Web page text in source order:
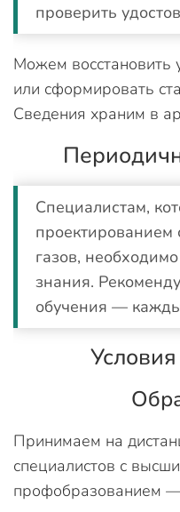
проверить
Можем восстановить
или сформировать
Сведения храним в
Специалистам,
проектированием
газов,
знания.
обучения —
Принимаем на
специалистов с
профобразованием